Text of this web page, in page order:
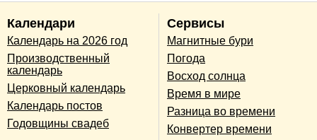
Календари
Календарь на 2026 год
Производственный
календарь
Церковный календарь
Календарь постов
Годовщины свадеб
Сервисы
Магнитные бури
Погода
Восход солнца
Время в мире
Разница во времени
Конвертер времени